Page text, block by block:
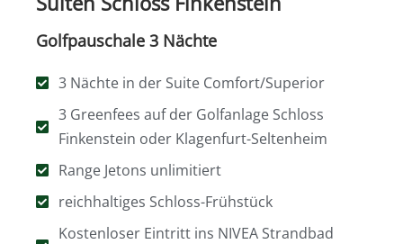
Golfpauschale 3 Nächte
3 Nächte in der Suite Comfort/Superior
3 Greenfees auf der Golfanlage Schloss
Finkenstein oder Klagenfurt-Seltenheim
Range Jetons unlimitiert
reichhaltiges Schloss-Frühstück
Kostenloser Eintritt ins NIVEA Strandbad